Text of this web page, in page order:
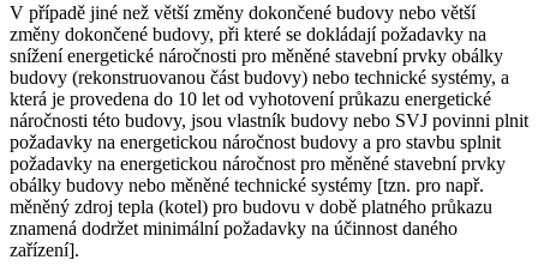
V případě jiné než větší změny dokončené budovy nebo větší
změny dokončené budovy, při které se dokládají požadavky na
snížení energetické náročnosti pro měněné stavební prvky obálky
budovy (rekonstruovanou část budovy) nebo technické systémy, a
která je provedena do 10 let od vyhotovení průkazu energetické
náročnosti této budovy, jsou vlastník budovy nebo SVJ povinni plnit
požadavky na energetickou náročnost budovy a pro stavbu splnit
požadavky na energetickou náročnost pro měněné stavební prvky
obálky budovy nebo měněné technické systémy [tzn. pro např.
měněný zdroj tepla (kotel) pro budovu v době platného průkazu
znamená dodržet minimální požadavky na účinnost daného
zařízení].